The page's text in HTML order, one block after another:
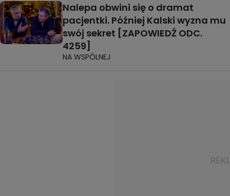
Nalepa obwini się o dramat
pacjentki. Później Kalski wyzna mu
swój sekret [ZAPOWIEDŹ ODC.
4259]
NA WSPÓLNEJ